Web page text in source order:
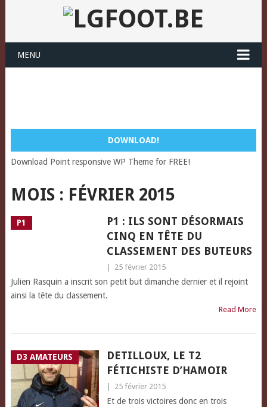
MENU
DOWNLOAD!
Download Point responsive WP Theme for FREE!
MOIS : FÉVRIER 2015
P1
P1 : ILS SONT DÉSORMAIS
CINQ EN TÊTE DU
CLASSEMENT DES BUTEURS
25 février 2015
Julien Rasquin a inscrit son petit but dimanche dernier et il rejoint
ainsi la tête du classement.
Read More
D3 AMATEURS
DETILLOUX, LE T2
FÉTICHISTE D’HAMOIR
25 février 2015
Et de trois victoires donc en trois